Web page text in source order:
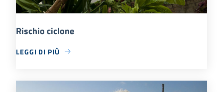
Rischio ciclone
LEGGI DI PIÙ